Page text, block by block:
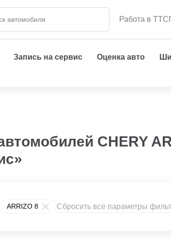
Работа в ТТС
Запись на сервис Оценка авто
CHERY
ARRIZO 8 Сбросить все параметры